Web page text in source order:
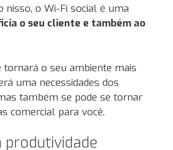
nisso, o Wi-Fi social é uma
o seu cliente e também ao
tornará o seu ambiente mais
uma necessidades dos
também se pode se tornar
comercial para você.
produtividade